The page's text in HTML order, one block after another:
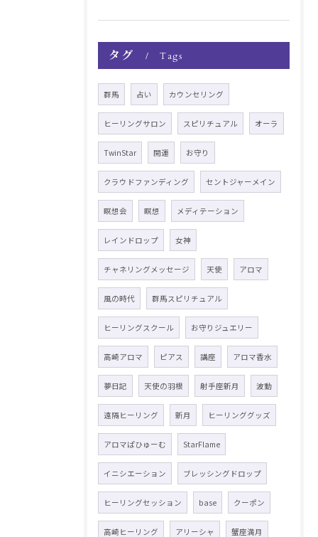
タグ Tags
群馬 占い カウンセリング
ヒーリングサロン スピリチュアル オーラ
TwinStar 開運 お守り
クラウドファンディング セントジャーメイン
瞑想会 瞑想 メディテーション
レインドロップ 女神
チャネリングメッセージ 天使 アロマ
風の時代 群馬スピリチュアル
ヒーリングスクール お守りジュエリー
高崎アロマ ピアス 講座 アロマ香水
夢日記 天使の羽根 射手座新月 波動
遠隔ヒーリング 新月 ヒーリンググッズ
アロマぱひゅーむ StarFlame
イニシエーション ブレッシングドロップ
ヒーリングセッション base クーポン
高崎ヒーリング アリーシャ 蟹座満月